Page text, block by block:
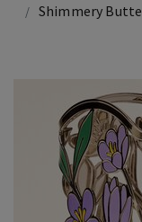
Shimmery